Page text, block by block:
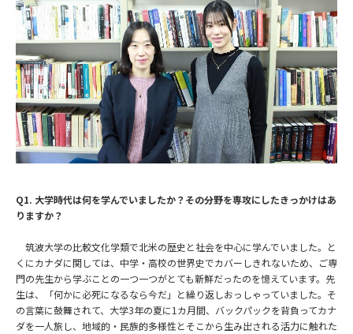
Q1. 大学時代は何を学んでいましたか？その分野を専攻にしたきっかけはあ
りますか？
筑波大学の比較文化学類で北米の歴史と社会を中心に学んでいました。と
くにカナダに関しては、中学・高校の世界史でカバーしきれないため、ご専
門の先生から学ぶことの一つ一つがとても新鮮だったのを憶えています。先
生は、「何かに必死になるなら今だ」と繰り返しおっしゃっていました。そ
の言葉に鼓舞されて、大学3年の夏に1カ月間、バックパックを背負ってカナ
ダを一人旅し、地域的・民族的多様性とそこから生み出される活力に触れた